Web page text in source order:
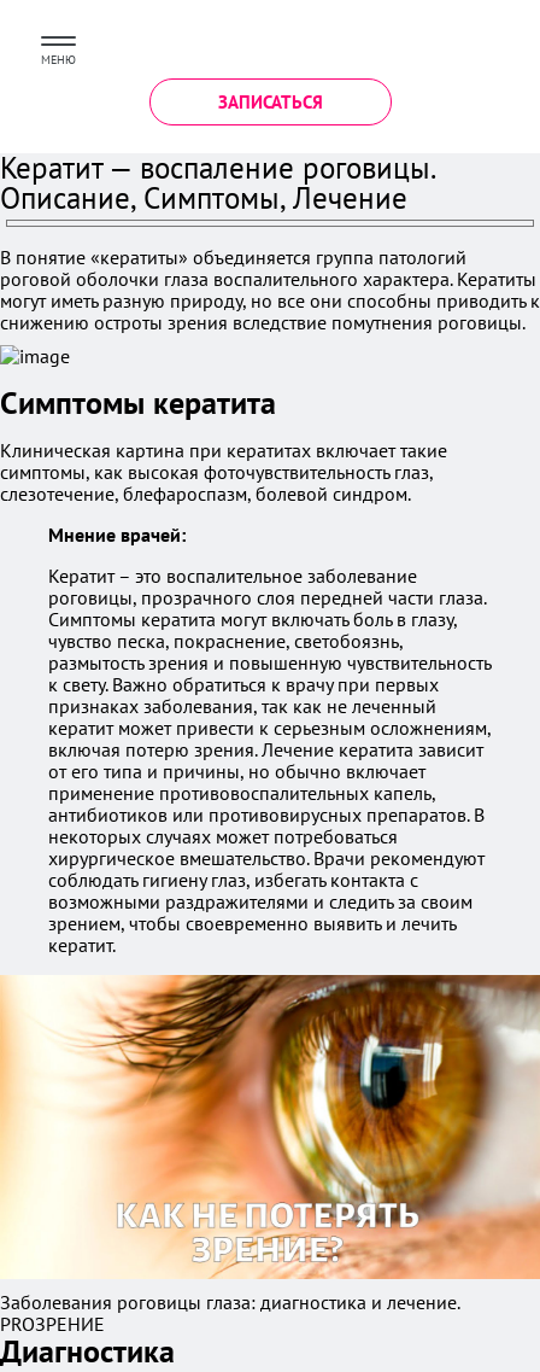
МЕНЮ
ЗАПИСАТЬСЯ
Кератит — воспаление роговицы.
Описание, Симптомы, Лечение
В понятие «кератиты» объединяется группа патологий
роговой оболочки глаза воспалительного характера. Кератиты
могут иметь разную природу, но все они способны приводить к
снижению остроты зрения вследствие помутнения роговицы.
Симптомы кератита
Клиническая картина при кератитах включает такие
симптомы, как высокая фоточувствительность глаз,
слезотечение, блефароспазм, болевой синдром.
Мнение врачей:
Кератит – это воспалительное заболевание
роговицы, прозрачного слоя передней части глаза.
Симптомы кератита могут включать боль в глазу,
чувство песка, покраснение, светобоязнь,
размытость зрения и повышенную чувствительность
к свету. Важно обратиться к врачу при первых
признаках заболевания, так как не леченный
кератит может привести к серьезным осложнениям,
включая потерю зрения. Лечение кератита зависит
от его типа и причины, но обычно включает
применение противовоспалительных капель,
антибиотиков или противовирусных препаратов. В
некоторых случаях может потребоваться
хирургическое вмешательство. Врачи рекомендуют
соблюдать гигиену глаз, избегать контакта с
возможными раздражителями и следить за своим
зрением, чтобы своевременно выявить и лечить
кератит.
Заболевания роговицы глаза: диагностика и лечение.
PROЗРЕНИЕ
Диагностика